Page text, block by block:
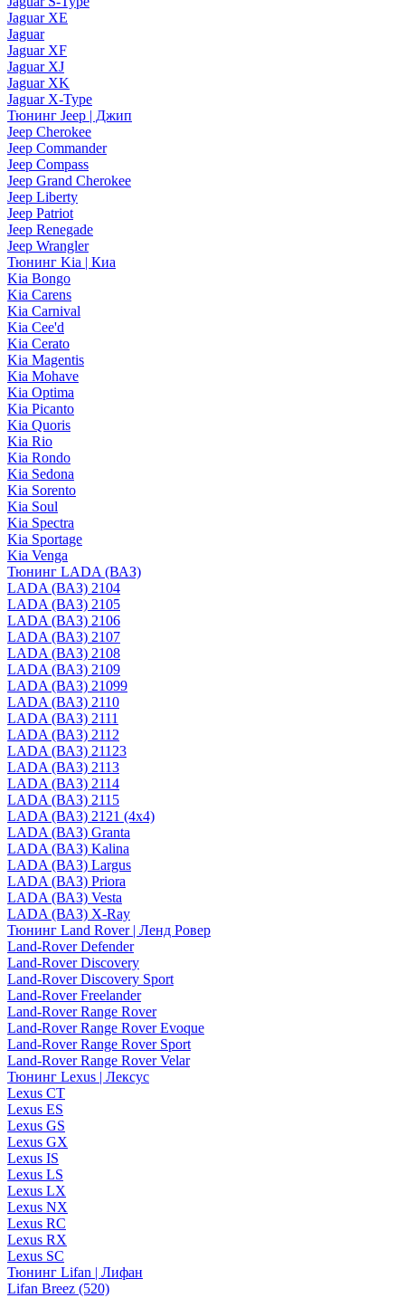
Jaguar XE
Jaguar
Jaguar XF
Jaguar XJ
Jaguar XK
Jaguar X-Type
Тюнинг Jeep | Джип
Jeep Cherokee
Jeep Commander
Jeep Compass
Jeep Grand Cherokee
Jeep Liberty
Jeep Patriot
Jeep Renegade
Jeep Wrangler
Тюнинг Kia | Киа
Kia Bongo
Kia Carens
Kia Carnival
Kia Cee'd
Kia Cerato
Kia Magentis
Kia Mohave
Kia Optima
Kia Picanto
Kia Quoris
Kia Rio
Kia Rondo
Kia Sedona
Kia Sorento
Kia Soul
Kia Spectra
Kia Sportage
Kia Venga
Тюнинг LADA (ВАЗ)
LADA (ВАЗ) 2104
LADA (ВАЗ) 2105
LADA (ВАЗ) 2106
LADA (ВАЗ) 2107
LADA (ВАЗ) 2108
LADA (ВАЗ) 2109
LADA (ВАЗ) 21099
LADA (ВАЗ) 2110
LADA (ВАЗ) 2111
LADA (ВАЗ) 2112
LADA (ВАЗ) 21123
LADA (ВАЗ) 2113
LADA (ВАЗ) 2114
LADA (ВАЗ) 2115
LADA (ВАЗ) 2121 (4x4)
LADA (ВАЗ) Granta
LADA (ВАЗ) Kalina
LADA (ВАЗ) Largus
LADA (ВАЗ) Priora
LADA (ВАЗ) Vesta
LADA (ВАЗ) X-Ray
Тюнинг Land Rover | Ленд Ровер
Land-Rover Defender
Land-Rover Discovery
Land-Rover Discovery Sport
Land-Rover Freelander
Land-Rover Range Rover
Land-Rover Range Rover Evoque
Land-Rover Range Rover Sport
Land-Rover Range Rover Velar
Тюнинг Lexus | Лексус
Lexus CT
Lexus ES
Lexus GS
Lexus GX
Lexus IS
Lexus LS
Lexus LX
Lexus NX
Lexus RC
Lexus RX
Lexus SC
Тюнинг Lifan | Лифан
Lifan Breez (520)